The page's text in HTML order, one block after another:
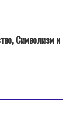
Символизм и